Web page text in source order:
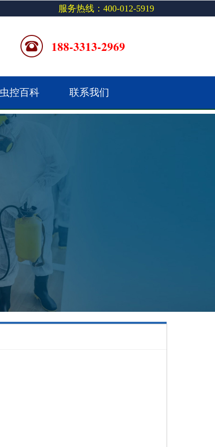
服务热线：400-012-5919
188-3313-2969
虫控百科 联系我们